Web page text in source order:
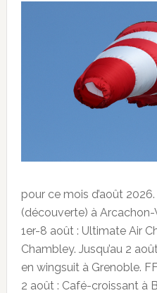
pour ce mois d’août
(découverte) à Arcachon-
1er-8 août : Ultimate Air
Chambley. Jusqu’au 2
en wingsuit à Grenoble.
2 août : Café-croissant à